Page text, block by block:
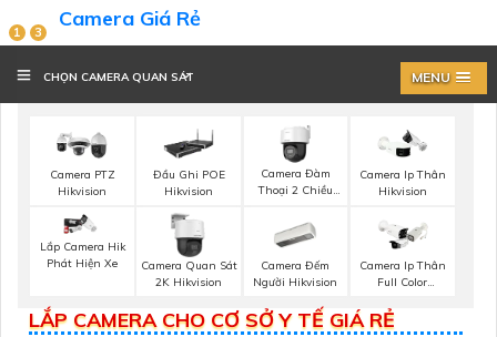
1 3
Camera Giá Rẻ
CHỌN CAMERA QUAN SÁT MENU
Camera PTZ
Hikvision
Đầu Ghi POE
Hikvision
Camera Đàm
Thoại 2 Chiều
Camera Ip Thân
Hikvision
Lắp Camera Hik
Phát Hiện Xe
Camera Quan Sát
2K Hikvision
Camera Đếm
Người Hikvision
Camera Ip Thân
Full Color
LẮP CAMERA CHO CƠ SỞ Y TẾ GIÁ RẺ